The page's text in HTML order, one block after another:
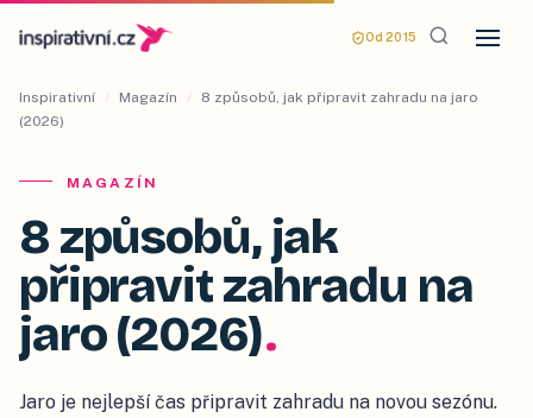
Od 2015
Inspirativní / Magazín /
8 způsobů, jak připravit zahradu na jaro
(2026)
MAGAZÍN
8 způsobů, jak
připravit zahradu na
jaro (2026).
Jaro je nejlepší čas připravit zahradu na novou sezónu.